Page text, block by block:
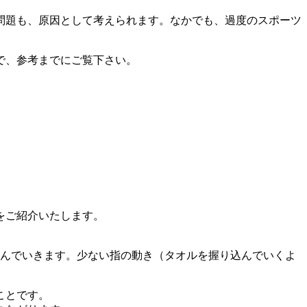
も、原因として考えられます。なかでも、過度のスポーツ
参考までにご覧下さい。
紹介いたします。
でいきます。少ない指の動き（タオルを握り込んでいくよ
です。